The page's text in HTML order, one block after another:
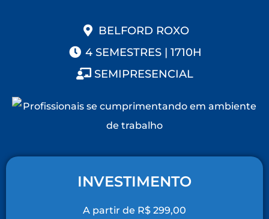
BELFORD ROXO
4 SEMESTRES | 1710H
SEMIPRESENCIAL
INVESTIMENTO
A partir de R$ 299,00